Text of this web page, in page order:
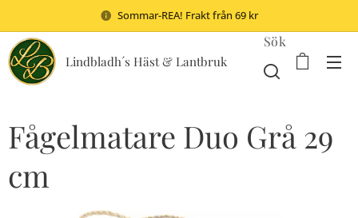
Sommar-REA! Frakt från 69 kr
Lindbladh´s Häst & Lantbruk
Sök
Fågelmatare Duo Grå 29
cm